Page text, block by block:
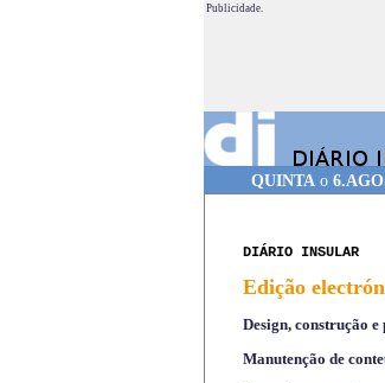
Publicidade.
QUINTA o
DIÁRIO INSULAR
Edição
Design, construção
Manutenção de